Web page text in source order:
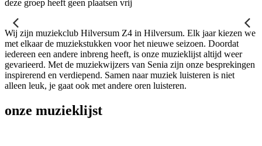
deze groep heeft geen plaatsen vrij
Wij zijn muziekclub Hilversum Z4 in Hilversum. Elk jaar kiezen we
met elkaar de muziekstukken voor het nieuwe seizoen. Doordat
iedereen een andere inbreng heeft, is onze muzieklijst altijd weer
gevarieerd. Met de muziekwijzers van Senia zijn onze besprekingen
inspirerend en verdiepend. Samen naar muziek luisteren is niet
alleen leuk, je gaat ook met andere oren luisteren.
onze muzieklijst